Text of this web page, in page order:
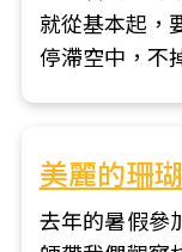
就從基本起，
停滯空中，不
美麗的珊
去年的暑假參